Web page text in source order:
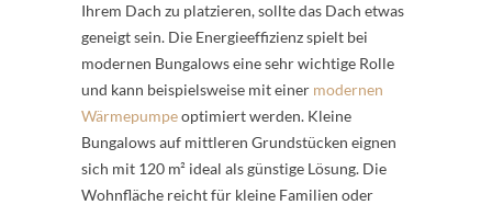
Ihrem Dach zu platzieren, sollte das Dach etwas
geneigt sein. Die Energieeffizienz spielt bei
modernen Bungalows eine sehr wichtige Rolle
und kann beispielsweise mit einer modernen
Wärmepumpeoptimiert werden. Kleine
Bungalows auf mittleren Grundstücken eignen
sich mit 120 m² ideal als günstige Lösung. Die
Wohnfläche reicht für kleine Familien oder